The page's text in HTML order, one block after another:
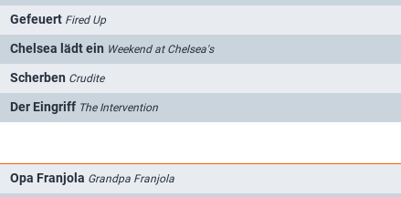
Gefeuert Fired Up
Chelsea lädt ein Weekend at Chelsea's
Scherben Crudite
Der Eingriff The Intervention
Opa Franjola Grandpa Franjola